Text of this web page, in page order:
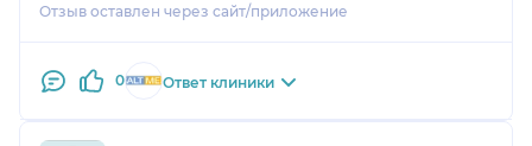
Отзыв оставлен через сайт/приложение
0 Ответ клиники